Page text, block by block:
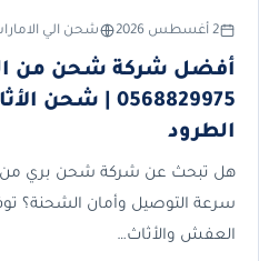
2 أغسطس 2026 شحن الي
أفضل شركة شحن من
0568829975 |
الطرود
هل تبحث عن شركة شحن بري من
سرعة التوصيل وأمان الشحنة؟
العفش والأثاث…